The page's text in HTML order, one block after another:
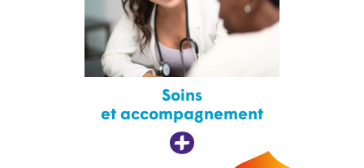
Soins
et accompagnement